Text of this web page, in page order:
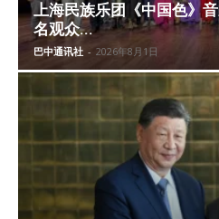
上海民族乐团《中国色》
名观众...
巴中通讯社 - 2026年8月1日